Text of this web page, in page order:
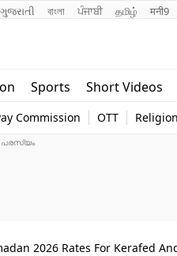
ગુજરાતી বাংলা ਪੰਜਾਬੀ தமிழ் मनी9
Sports Short Videos
Web
Commission OTT Religion
2026 Rates For Kerafed